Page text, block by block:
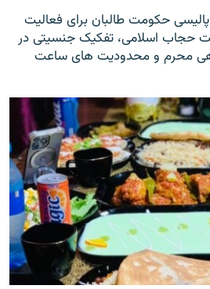
حکومت طالبان برای فعالیت
حجاب اسلامی، تفکیک جنسیتی در
محرم و محدودیت های ساعت